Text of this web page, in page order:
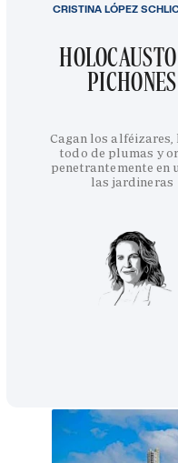
PICHONES
Cagan los alféizares,
todo de plumas y
penetrantemente en
las jardineras
CRISTINA LÓPEZ